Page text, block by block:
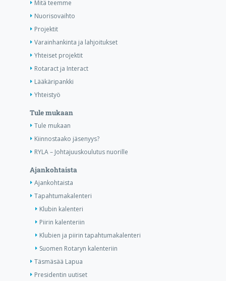
Mitä teemme
Nuorisovaihto
Projektit
Varainhankinta ja lahjoitukset
Yhteiset projektit
Rotaract ja Interact
Lääkäripankki
Yhteistyö
Tule mukaan
Tule mukaan
Kiinnostaako jäsenyys?
RYLA – Johtajuuskoulutus nuorille
Ajankohtaista
Ajankohtaista
Tapahtumakalenteri
Klubin kalenteri
Piirin kalenteriin
Klubien ja piirin tapahtumakalenteri
Suomen Rotaryn kalenteriin
Täsmäsää Lapua
Presidentin uutiset